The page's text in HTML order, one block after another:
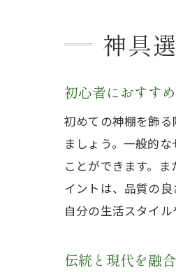
神具
初心者におすす
初めての神棚を飾
ましょう。一般的
ことができます。
イントは、品質の
自分の生活スタイ
伝統と現代を融